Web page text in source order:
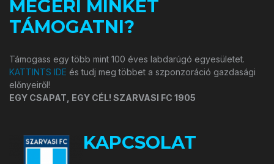
MEGÉRI MINKET
TÁMOGATNI?
Támogass egy több mint 100 éves labdarúgó egyesületet.
KATTINTS IDE és tudj meg többet a szponzoráció gazdasági
előnyeiről!
EGY CSAPAT, EGY CÉL! SZARVASI FC 1905
KAPCSOLAT